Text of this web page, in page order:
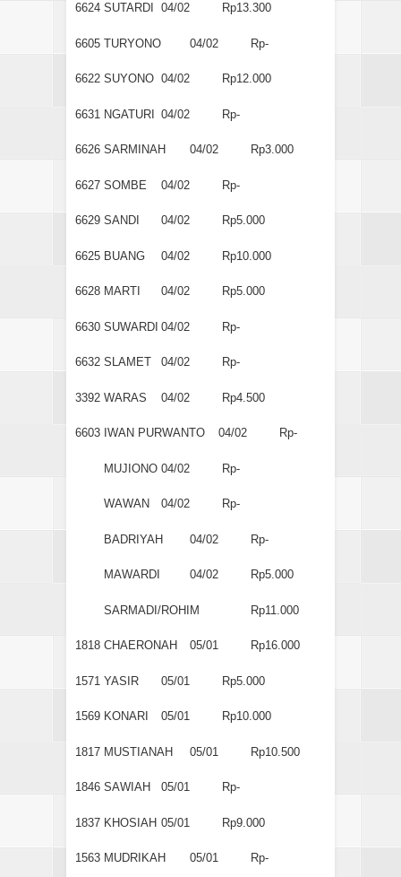
6624 SUTARDI 04/02 Rp13.300
6605 TURYONO 04/02 Rp-
6622 SUYONO 04/02 Rp12.000
6631 NGATURI 04/02 Rp-
6626 SARMINAH 04/02 Rp3.000
6627 SOMBE 04/02 Rp-
6629 SANDI 04/02 Rp5.000
6625 BUANG 04/02 Rp10.000
6628 MARTI 04/02 Rp5.000
6630 SUWARDI 04/02 Rp-
6632 SLAMET 04/02 Rp-
3392 WARAS 04/02 Rp4.500
6603 IWAN PURWANTO 04/02 Rp-
MUJIONO 04/02 Rp-
WAWAN 04/02 Rp-
BADRIYAH 04/02 Rp-
MAWARDI 04/02 Rp5.000
SARMADI/ROHIM Rp11.000
1818 CHAERONAH 05/01 Rp16.000
1571 YASIR 05/01 Rp5.000
1569 KONARI 05/01 Rp10.000
1817 MUSTIANAH 05/01 Rp10.500
1846 SAWIAH 05/01 Rp-
1837 KHOSIAH 05/01 Rp9.000
1563 MUDRIKAH 05/01 Rp-